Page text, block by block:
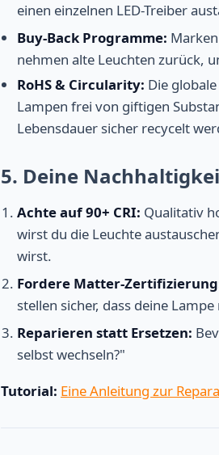
einen einzelnen LED-Treiber
Buy-Back Programme:
nehmen alte Leuchten zurück,
RoHS & Circularity: Die
Lampen frei von giftigen
Lebensdauer sicher recycelt
5. Deine
Achte auf 90+ CRI: Qualitativ
wirst du die Leuchte
wirst.
Fordere Matter-
stellen sicher, dass deine
Reparieren statt Ersetzen:
selbst wechseln?"
Tutorial: Eine Anleitung zur